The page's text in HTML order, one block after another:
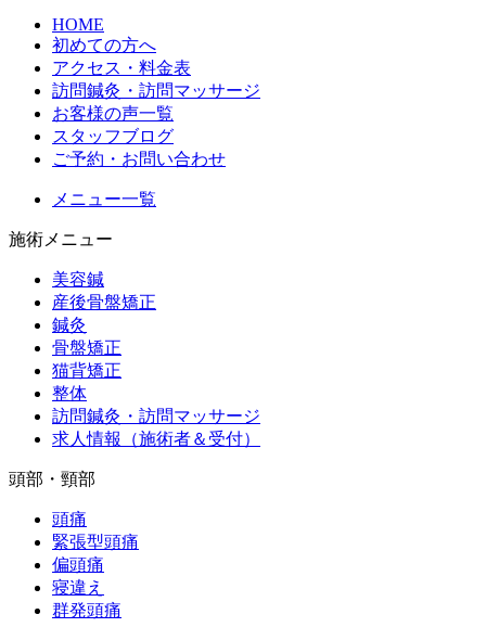
HOME
初めての方へ
アクセス・料金表
訪問鍼灸・訪問マッサージ
お客様の声一覧
スタッフブログ
ご予約・お問い合わせ
メニュー一覧
施術メニュー
美容鍼
産後骨盤矯正
鍼灸
骨盤矯正
猫背矯正
整体
訪問鍼灸・訪問マッサージ
求人情報（施術者＆受付）
頭部・頸部
頭痛
緊張型頭痛
偏頭痛
寝違え
群発頭痛